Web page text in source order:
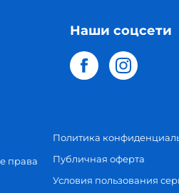
Наши соцсети
права
Политика
Публичная оферта
Условия пользования